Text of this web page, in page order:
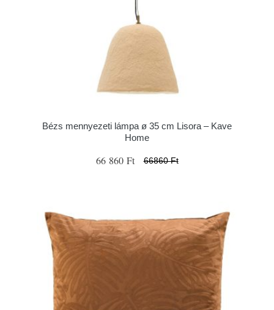
Bézs mennyezeti lámpa ø 35 cm Lisora – Kave
Home
66 860 Ft 66860 Ft